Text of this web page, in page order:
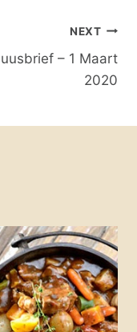
NEXT
– 1 Maart
2020